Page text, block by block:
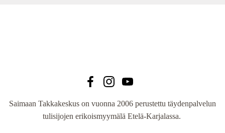
Saimaan Takkakeskus on vuonna 2006 perustettu täydenpalvelun
tulisijojen erikoismyymälä Etelä-Karjalassa.